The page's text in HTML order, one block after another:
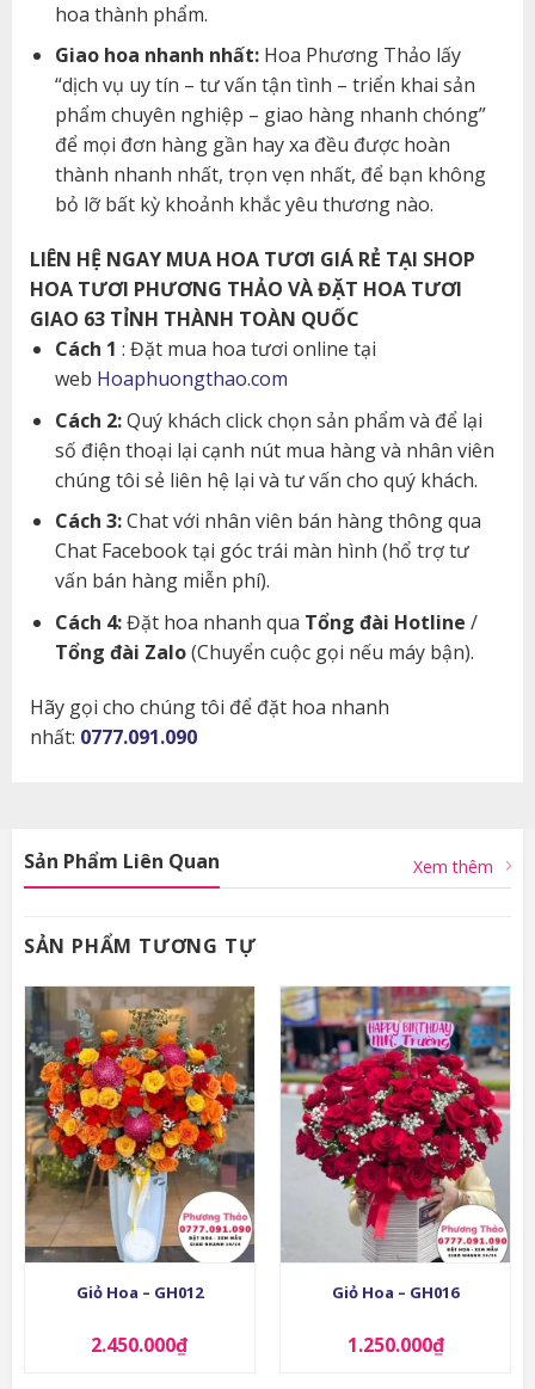
hoa thành phẩm.
Giao hoa nhanh nhất:Hoa Phương Thảo lấy
“dịch vụ uy tín – tư vấn tận tình – triển khai sản
phẩm chuyên nghiệp – giao hàng nhanh chóng”
để mọi đơn hàng gần hay xa đều được hoàn
thành nhanh nhất, trọn vẹn nhất, để bạn không
bỏ lỡ bất kỳ khoảnh khắc yêu thương nào.
LIÊN HỆ NGAY MUA HOA TƯƠI GIÁ RẺ TẠI SHOP
HOA TƯƠI PHƯƠNG THẢO VÀ ĐẶT HOA TƯƠI
GIAO 63 TỈNH THÀNH TOÀN QUỐC
Cách 1 : Đặt mua hoa tươi online tại
web Hoaphuongthao.com
Cách 2:Quý khách click chọn sản phẩm và để lại
số điện thoại lại cạnh nút mua hàng và nhân viên
chúng tôi sẻ liên hệ lại và tư vấn cho quý khách.
Cách 3:Chat với nhân viên bán hàng thông qua
Chat Facebook tại góc trái màn hình (hổ trợ tư
vấn bán hàng miễn phí).
Cách 4:Đặt hoa nhanh qua Tổng đài Hotline /
Tổng đài Zalo(Chuyển cuộc gọi nếu máy bận).
Hãy gọi cho chúng tôi để đặt hoa nhanh
nhất: 0777.091.090
Sản Phẩm Liên Quan Xem thêm
SẢN PHẨM TƯƠNG TỰ
Giỏ Hoa – GH012
2.450.000₫
Giỏ Hoa – GH016
1.250.000₫